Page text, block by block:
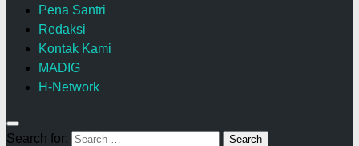
Pena Santri
Redaksi
Kontak Kami
MADIG
H-Network
Search for: